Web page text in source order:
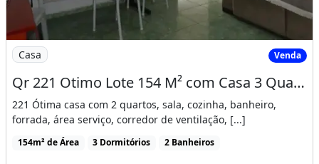
Imagem: Qr 221 Otimo Lote 154 M² com Casa 3 Quartos
Casa Venda
Qr 221 Otimo Lote 154 M² com Casa 3 Quartos Escriturado Samambaia Norte-Df
221 Ótima casa com 2 quartos, sala, cozinha, banheiro,
forrada, área serviço, corredor de ventilação, [...]
154m² de Área 3 Dormitórios 2 Banheiros